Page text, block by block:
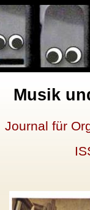
Musik
Journal für